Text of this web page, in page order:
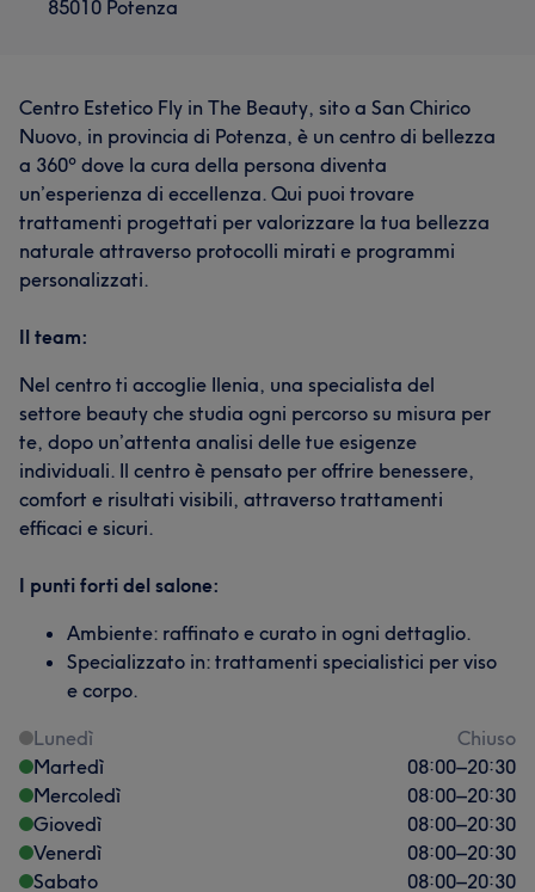
85010 Potenza
Centro Estetico Fly in The Beauty, sito a San Chirico
Nuovo, in provincia di Potenza, è un centro di bellezza
a 360º dove la cura della persona diventa
un’esperienza di eccellenza. Qui puoi trovare
trattamenti progettati per valorizzare la tua bellezza
naturale attraverso protocolli mirati e programmi
personalizzati.
Il team:
Nel centro ti accoglie Ilenia, una specialista del
settore beauty che studia ogni percorso su misura per
te, dopo un’attenta analisi delle tue esigenze
individuali. Il centro è pensato per offrire benessere,
comfort e risultati visibili, attraverso trattamenti
efficaci e sicuri.
I punti forti del salone:
Ambiente: raffinato e curato in ogni dettaglio.
Specializzato in: trattamenti specialistici per viso
e corpo.
Lunedì
Chiuso
Martedì
08:00–20:30
Mercoledì
08:00–20:30
Giovedì
08:00–20:30
Venerdì
08:00–20:30
Sabato
08:00–20:30